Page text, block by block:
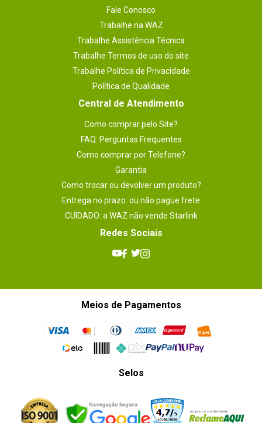
Fale Conosco
Trabalhe na WAZ
Trabalhe Assistência Técnica
Trabalhe Termos de uso do site
Trabalhe Política de Privacidade
Política de Qualidade
Central de Atendimento
Como comprar pelo Site?
FAQ: Perguntas Frequentes
Como comprar por Telefone?
Garantia
Como trocar ou devolver um produto?
Entrega no prazo: ou não pague frete
CUIDADO: a WAZ não vende Starlink
Redes Sociais
Meios de Pagamentos
Selos